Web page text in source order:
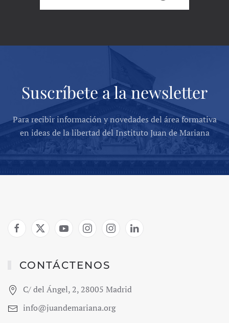
Suscríbete a la newsletter
Para recibir información y novedades del área formativa
en ideas de la libertad del Instituto Juan de Mariana
CONTÁCTENOS
C/ del Ángel, 2, 28005 Madrid
info@juandemariana.org